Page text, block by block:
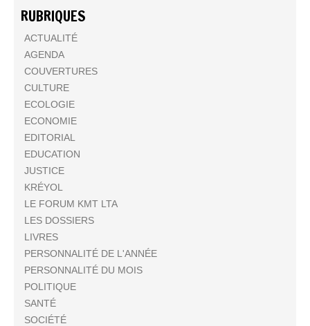
RUBRIQUES
ACTUALITÉ
AGENDA
COUVERTURES
CULTURE
ECOLOGIE
ECONOMIE
EDITORIAL
EDUCATION
JUSTICE
KRÉYOL
LE FORUM KMT LTA
LES DOSSIERS
LIVRES
PERSONNALITÉ DE L'ANNÉE
PERSONNALITÉ DU MOIS
POLITIQUE
SANTÉ
SOCIÉTÉ